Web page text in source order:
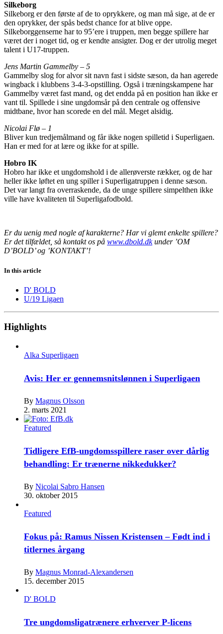
Silkeborg
Silkeborg er den første af de to oprykkere, og man må sige, at de er
den oprykker, der spås bedst chance for at blive oppe.
Silkeborggenserne har to 95’ere i truppen, men begge spillere har
været der i noget tid, og er kendte ansigter. Dog er der utrolig meget
talent i U17-truppen.
Jens Martin Gammelby – 5
Gammelby slog for alvor sit navn fast i sidste sæson, da han agerede
wingback i klubbens 3-4-3-opstilling. Også i træningskampene har
Gammelby været fast mand, og det endda på en position han ikke er
vant til. Spillede i sine ungdomsår på den centrale og offensive
midtbane, hvor han scorede en del mål. Meget alsidig.
Nicolai Flø – 1
Bliver kun tredjemålmand og får ikke nogen spilletid i Superligaen.
Han er med for at lære og ikke for at spille.
Hobro IK
Hobro har ikke et ungdomshold i de allerøverste rækker, og de har
heller ikke løftet en ung spiller i Superligatruppen i denne sæson.
Det var langt fra overraskende, da de unge spillere simpelthen ikke
ville have kvaliteten til Superligafodbold.
Er du uenig med nogle af karakterne? Har vi glemt enkelte spillere?
Er det tilfældet, så kontakt os på www.dbold.dkunder ’OM
D’BOLD’ og ’KONTAKT’!
In this article
D' BOLD
U/19 Ligaen
Highlights
Alka Superligaen
Avis: Her er gennemsnitslønnen i Superligaen
By Magnus Olsson
2. marts 2021
Featured
Tidligere EfB-ungdomsspillere raser over dårlig
behandling: Er trænerne nikkedukker?
By Nicolai Sabro Hansen
30. oktober 2015
Featured
Fokus på: Ramus Nissen Kristensen – Født ind i
titlernes årgang
By Magnus Monrad-Alexandersen
15. december 2015
D' BOLD
Tre ungdomsligatrænere erhverver P-licens